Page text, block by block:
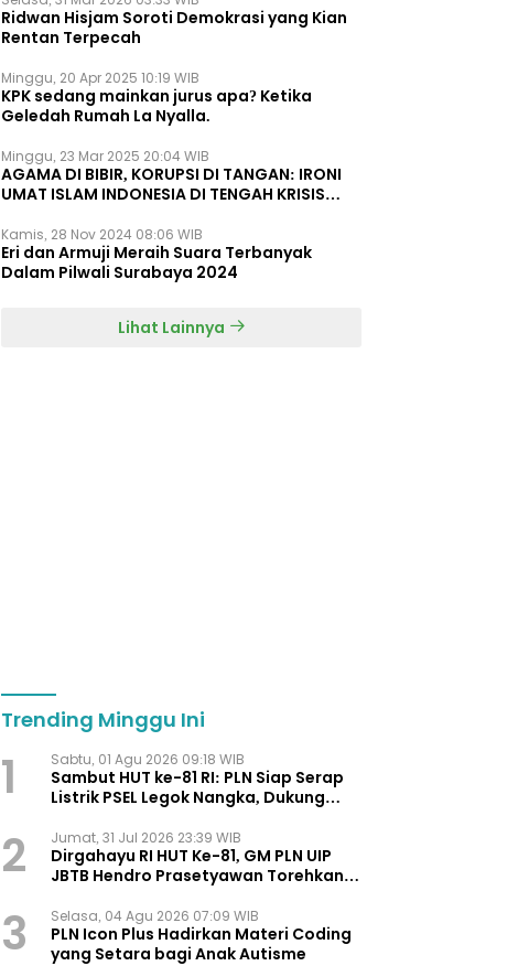
Ridwan Hisjam Soroti Demokrasi yang Kian
Rentan Terpecah
Minggu, 20 Apr 2025 10:19 WIB
KPK sedang mainkan jurus apa? Ketika
Geledah Rumah La Nyalla.
Minggu, 23 Mar 2025 20:04 WIB
AGAMA DI BIBIR, KORUPSI DI TANGAN: IRONI
UMAT ISLAM INDONESIA DI TENGAH KRISIS
Kamis, 28 Nov 2024 08:06 WIB
Eri dan Armuji Meraih Suara Terbanyak
Dalam Pilwali Surabaya 2024
Lihat Lainnya
Trending Minggu Ini
1 Sabtu, 01 Agu 2026 09:18 WIB
Sambut HUT ke-81 RI: PLN Siap Serap
Listrik PSEL Legok Nangka, Dukung
2 Jumat, 31 Jul 2026 23:39 WIB
Dirgahayu RI HUT Ke-81, GM PLN UIP
JBTB Hendro Prasetyawan Torehkan
Energi Regional.
3 Selasa, 04 Agu 2026 07:09 WIB
PLN Icon Plus Hadirkan Materi Coding
yang Setara bagi Anak Autisme